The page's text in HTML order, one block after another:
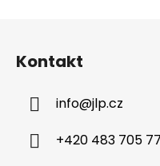
Kontakt
info@jlp.cz
+420 483 705